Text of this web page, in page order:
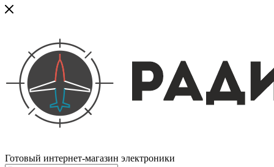
Готовый интернет-магазин электроники